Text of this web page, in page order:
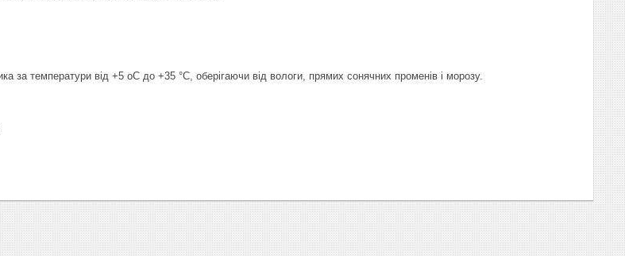
за температури від +5 oС до +35 °C, оберігаючи від вологи, прямих сонячних променів і морозу.